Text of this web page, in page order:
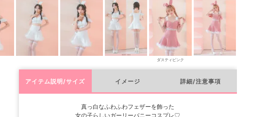
ダスティピンク
アイテム説明/サイズ イメージ 詳細/注意事項
真っ白なふわふわフェザーを飾った
女の子らしいガーリーバニーコスプレ♡